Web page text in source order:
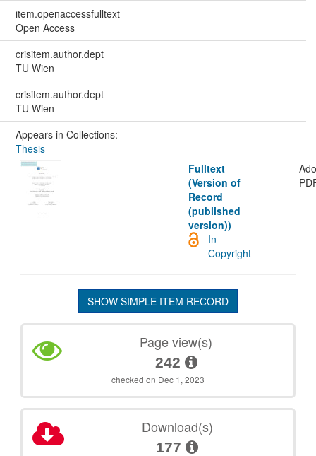
item.openaccessfulltext
Open Access
crisitem.author.dept
TU Wien
crisitem.author.dept
TU Wien
Appears in Collections:
Thesis
Fulltext
(Version of
Record
(published
version))
In
Copyright
SHOW SIMPLE ITEM RECORD
Page view(s)
242
checked on Dec 1, 2023
Download(s)
177